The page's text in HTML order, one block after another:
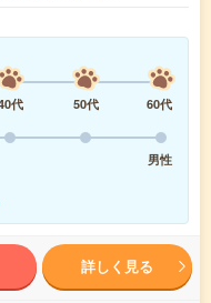
代 50代
60代
男性
詳しく見る